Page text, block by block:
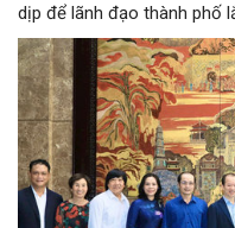
dịp để lãnh đạo thành phố
triển khoa học công nghệ,
hóa và phát huy nguồn lực
mới cho sự phát triển